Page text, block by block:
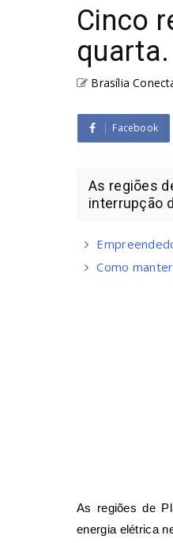
Cinco
Brasília
Facebook
As regiões
interrupção
Como
As regiões de
energia elétrica